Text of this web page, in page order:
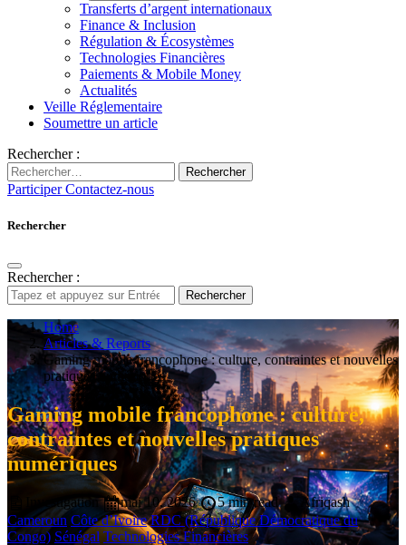
Transferts d’argent internationaux
Finance & Inclusion
Régulation & Écosystèmes
Technologies Financières
Paiements & Mobile Money
Actualités
Veille Réglementaire
Soumettre un article
Rechercher :
Rechercher
ParticiperContactez-nous
Rechercher
Rechercher :
Rechercher
Home
Articles & Reports
Gaming mobile francophone : culture, contraintes et nouvelles
pratiques numériques
Gaming mobile francophone : culture,
contraintes et nouvelles pratiques
numériques
Investigation mai 10, 2026 5 min read
Afriqash
Cameroun Côte d’Ivoire RDC (République Démocratique du
Congo) Sénégal Technologies Financières